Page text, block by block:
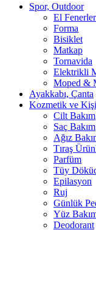
Spor, Outdoor
El
Forma
Bisiklet
Matkap
Tornavida
Elektrikli
Moped &
Ayakkabı, Çanta
Kozmetik ve
Cilt Bakım
Saç Bakım
Ağız
Tıraş
Parfüm
Tüy
Epilasyon
Ruj
Günlük
Yüz
Deodorant